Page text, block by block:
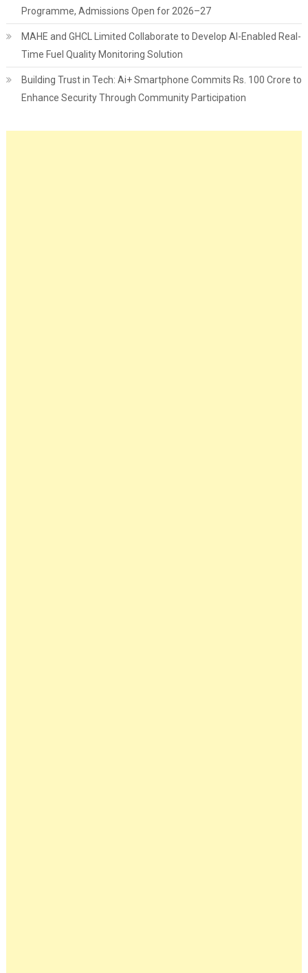
Programme, Admissions Open for 2026–27
MAHE and GHCL Limited Collaborate to Develop AI-Enabled Real-
Time Fuel Quality Monitoring Solution
Building Trust in Tech: Ai+ Smartphone Commits Rs. 100 Crore to
Enhance Security Through Community Participation